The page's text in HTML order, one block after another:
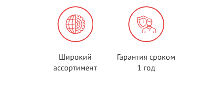
Широкий
ассортимент
Гарантия сроком
1 год